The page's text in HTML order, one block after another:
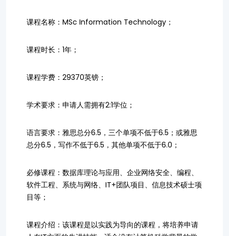
课程名称：MSc Information Technology；
课程时长：1年；
课程学费：29370英镑；
学术要求：申请人需拥有2:1学位；
语言要求：雅思总分6.5，三个单项不低于6.5；或雅思
总分6.5，写作不低于6.5，其他单项不低于6.0；
必修课程：数据库理论与应用、企业网络安全、编程、
软件工程、系统与网络、IT+团队项目、信息技术硕士项
目等；
课程介绍：该课程是以实践为导向的课程，将培养申请